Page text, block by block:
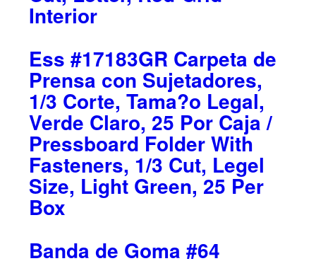
Interior
Ess #17183GR Carpeta de
Prensa con Sujetadores,
1/3 Corte, Tama?o Legal,
Verde Claro, 25 Por Caja /
Pressboard Folder With
Fasteners, 1/3 Cut, Legel
Size, Light Green, 25 Per
Box
Banda de Goma #64